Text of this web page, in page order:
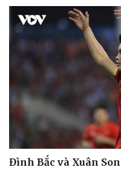
Du lịch
Tư vấn
Săn Tour
Đình Bắc và Xuân